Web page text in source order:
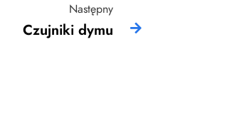
Następny
Czujniki dymu